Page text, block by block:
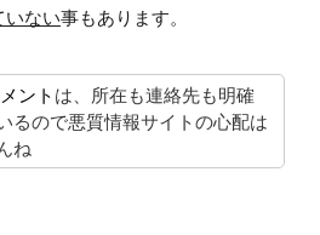
いない事もあります。
ント は、所在も連絡先も明確
るので悪質情報サイトの心配は
ね